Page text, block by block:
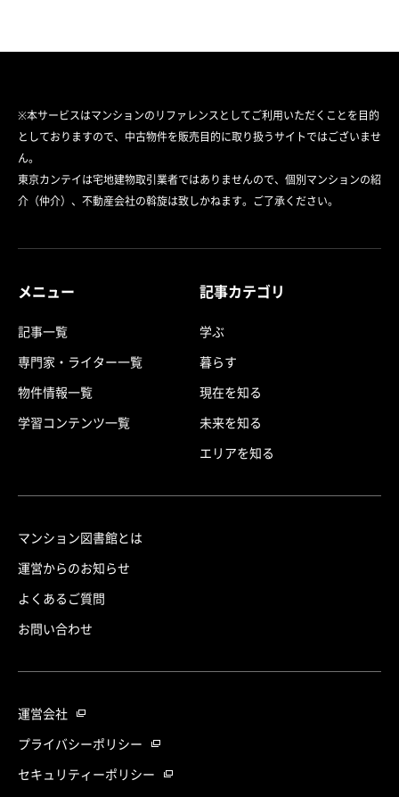
※本サービスはマンションのリファレンスとしてご利用いただくことを目的
としておりますので、中古物件を販売目的に取り扱うサイトではございませ
ん。
東京カンテイは宅地建物取引業者ではありませんので、個別マンションの紹
介（仲介）、不動産会社の斡旋は致しかねます。ご了承ください。
メニュー
記事一覧
専門家・ライター一覧
物件情報一覧
学習コンテンツ一覧
記事カテゴリ
学ぶ
暮らす
現在を知る
未来を知る
エリアを知る
マンション図書館とは
運営からのお知らせ
よくあるご質問
お問い合わせ
運営会社
プライバシーポリシー
セキュリティーポリシー